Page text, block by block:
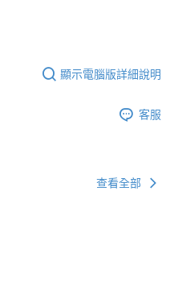
顯示電腦版詳細說明
客服
查看全部